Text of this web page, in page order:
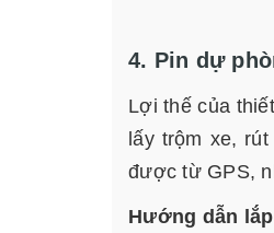
4. Pin dự
Lợi thế của
lấy trộm xe,
được từ GPS,
Hướng dẫn